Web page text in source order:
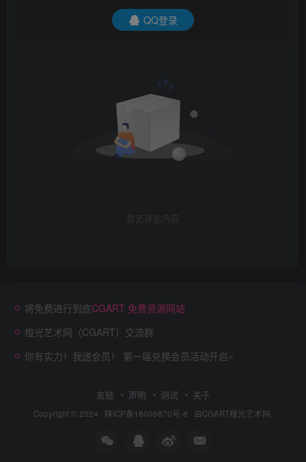
QQ登录
暂无评论内容
将免费进行到底CGART 免费资源网站
橙光艺术网（CGART）交流群
你有实力！我送会员！ 第一届兑换会员活动开启~
友链 声明 测试 关于
Copyright © 2024 · 陕ICP备18005870号-8 · 由CGART橙光艺术网.